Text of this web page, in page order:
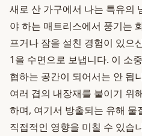
새로 산 가구에서 나는 특유의
야 하는 매트리스에서 풍기는
프거나 잠을 설친 경험이 있으
1을 수면으로 보냅니다. 이 소
협하는 공간이 되어서는 안 됩
여러 겹의 내장재를 붙이기 위
하며, 여기서 방출되는 유해 물
직접적인 영향을 미칠 수 있습